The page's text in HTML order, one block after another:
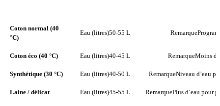
Coton normal (40
°C)
Eau (litres)50-55 L Remarque
Coton éco (40 °C) Eau (litres)40-45 L RemarqueMoins
Synthétique (30 °C) Eau (litres)40-50 L RemarqueNiveau d’eau
Laine / délicat Eau (litres)45-55 L RemarquePlus d’eau pour